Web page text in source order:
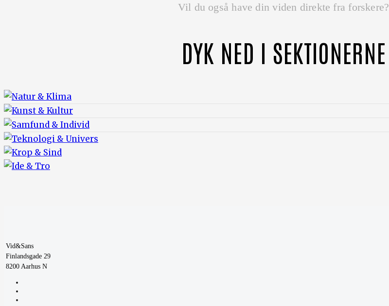
Vil du også have din viden direkte fra forskere?
DYK NED I SEKTIONERNE
Vid&Sans
Finlandsgade 29
8200 Aarhus N